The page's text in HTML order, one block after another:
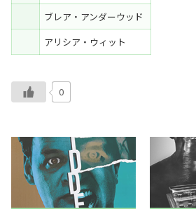
ブレア・アンダーウッド
アリシア・ウィット
0